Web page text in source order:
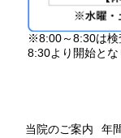
※8:00～8:30は検
8:30より開始とな
当院のご案内
年